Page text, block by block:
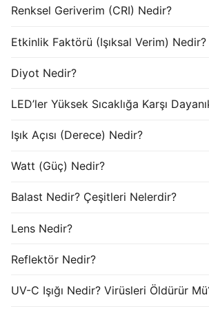
Renksel Geriverim (CRI) Nedir?
Etkinlik Faktörü (Işıksal Verim) Nedir?
Diyot Nedir?
LED’ler Yüksek Sıcaklığa Karşı
Işık Açısı (Derece) Nedir?
Watt (Güç) Nedir?
Balast Nedir? Çeşitleri Nelerdir?
Lens Nedir?
Reflektör Nedir?
UV-C Işığı Nedir? Virüsleri Öldürür